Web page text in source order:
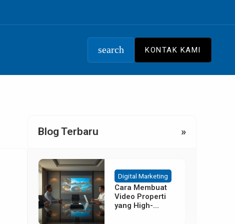
search KONTAK KAMI
Blog Terbaru »
Digital Marketing
Cara Membuat
Video Properti
yang High-